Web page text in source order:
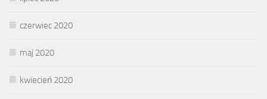
czerwiec 2020
maj 2020
kwiecień 2020